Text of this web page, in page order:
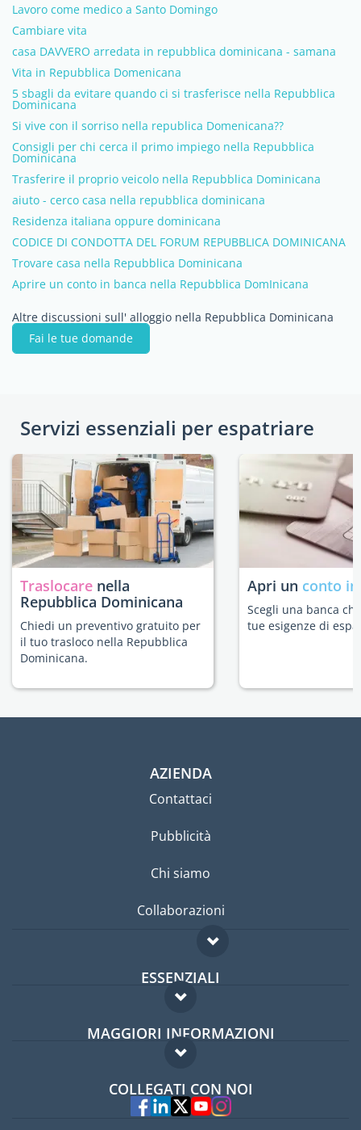
Lavoro come medico a Santo Domingo
Cambiare vita
casa DAVVERO arredata in repubblica dominicana - samana
Vita in Repubblica Domenicana
5 sbagli da evitare quando ci si trasferisce nella Repubblica
Dominicana
Si vive con il sorriso nella republica Domenicana??
Consigli per chi cerca il primo impiego nella Repubblica
Dominicana
Trasferire il proprio veicolo nella Repubblica Dominicana
aiuto - cerco casa nella repubblica dominicana
Residenza italiana oppure dominicana
CODICE DI CONDOTTA DEL FORUM REPUBBLICA DOMINICANA
Trovare casa nella Repubblica Dominicana
Aprire un conto in banca nella Repubblica DomInicana
Altre discussioni sull' alloggio nella Repubblica Dominicana
Fai le tue domande
Servizi essenziali per espatriare
Traslocare nella
Repubblica Dominicana
Chiedi un preventivo gratuito per
il tuo trasloco nella Repubblica
Dominicana.
Apri un conto
Scegli una banca
tue esigenze di
AZIENDA
Contattaci
Pubblicità
Chi siamo
Collaborazioni
ESSENZIALI
Forum per expat
Guida per expat
MAGGIORI INFORMAZIONI
Domande frequenti
Esperti
COLLEGATI CON NOI